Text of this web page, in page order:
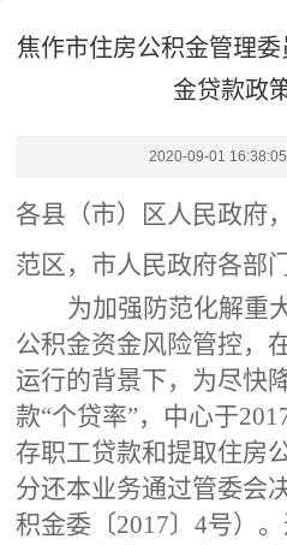
焦作市住房公积金管理
金贷款政
2020-09-01
各县（市）区人民政府
范区，市人民政府各部
为加强防范化解重
公积金资金风险管控，
运行的背景下，为尽快
款“个贷率”，中心于
存职工贷款和提取住房
分还本业务通过管委会
积金委〔2017〕4号）